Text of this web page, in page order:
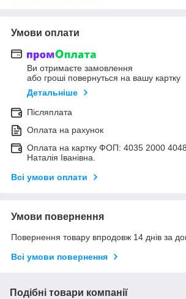
Умови оплати
Ви отримаєте замовлення
або гроші повернуться на вашу картку
Детальніше
Післяплата
Оплата на рахунок
Оплата на картку ФОП: 4035 2000
Наталія Іванівна.
Всі умови оплати
Умови повернення
Повернення товару впродовж 14 днів за
Всі умови повернення
Подібні товари компанії